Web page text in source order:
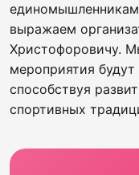
выражаем
Христофоровичу.
мероприятия
способствуя
спортивных